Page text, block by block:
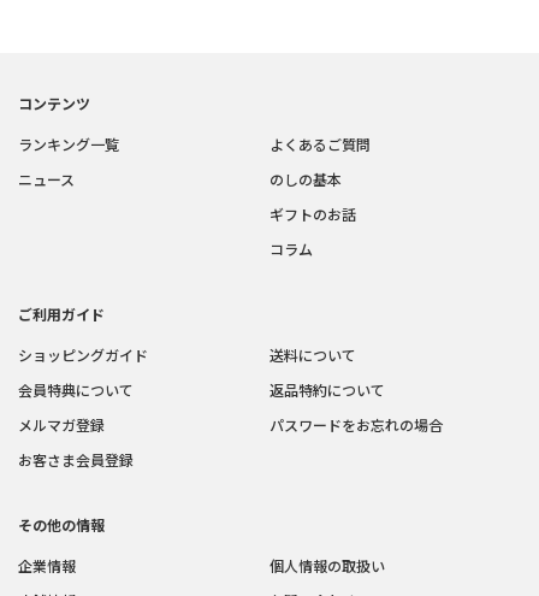
コンテンツ
ランキング一覧
ニュース
よくあるご質問
のしの基本
ギフトのお話
コラム
ご利用ガイド
ショッピングガイド
会員特典について
メルマガ登録
お客さま会員登録
送料について
返品特約について
パスワードをお忘れの場合
その他の情報
企業情報
個人情報の取扱い